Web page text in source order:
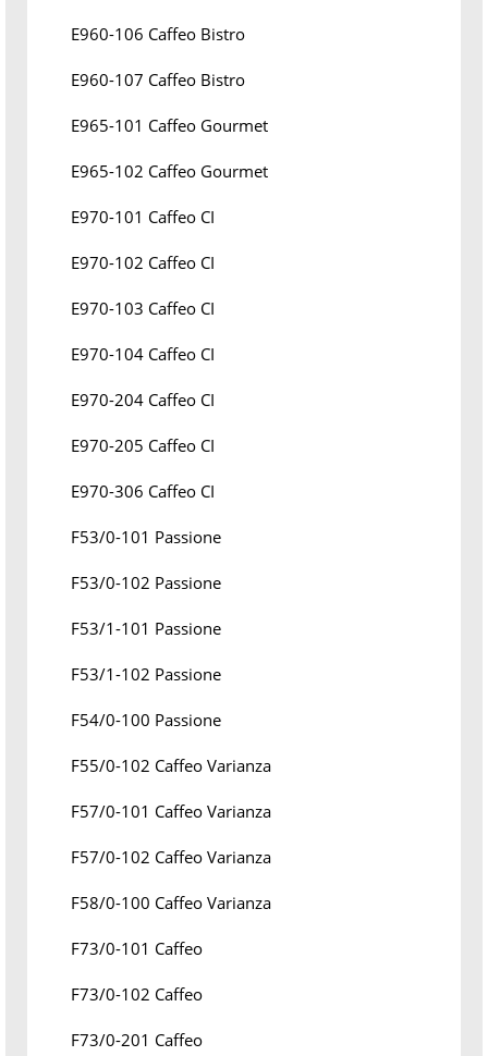
E960-106 Caffeo Bistro
E960-107 Caffeo Bistro
E965-101 Caffeo Gourmet
E965-102 Caffeo Gourmet
E970-101 Caffeo CI
E970-102 Caffeo CI
E970-103 Caffeo CI
E970-104 Caffeo CI
E970-204 Caffeo CI
E970-205 Caffeo CI
E970-306 Caffeo CI
F53/0-101 Passione
F53/0-102 Passione
F53/1-101 Passione
F53/1-102 Passione
F54/0-100 Passione
F55/0-102 Caffeo Varianza
F57/0-101 Caffeo Varianza
F57/0-102 Caffeo Varianza
F58/0-100 Caffeo Varianza
F73/0-101 Caffeo
F73/0-102 Caffeo
F73/0-201 Caffeo